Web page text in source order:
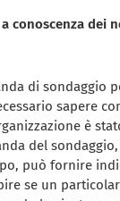
conoscenza dei
di sondaggio
sapere
è
del
può fornire
se un